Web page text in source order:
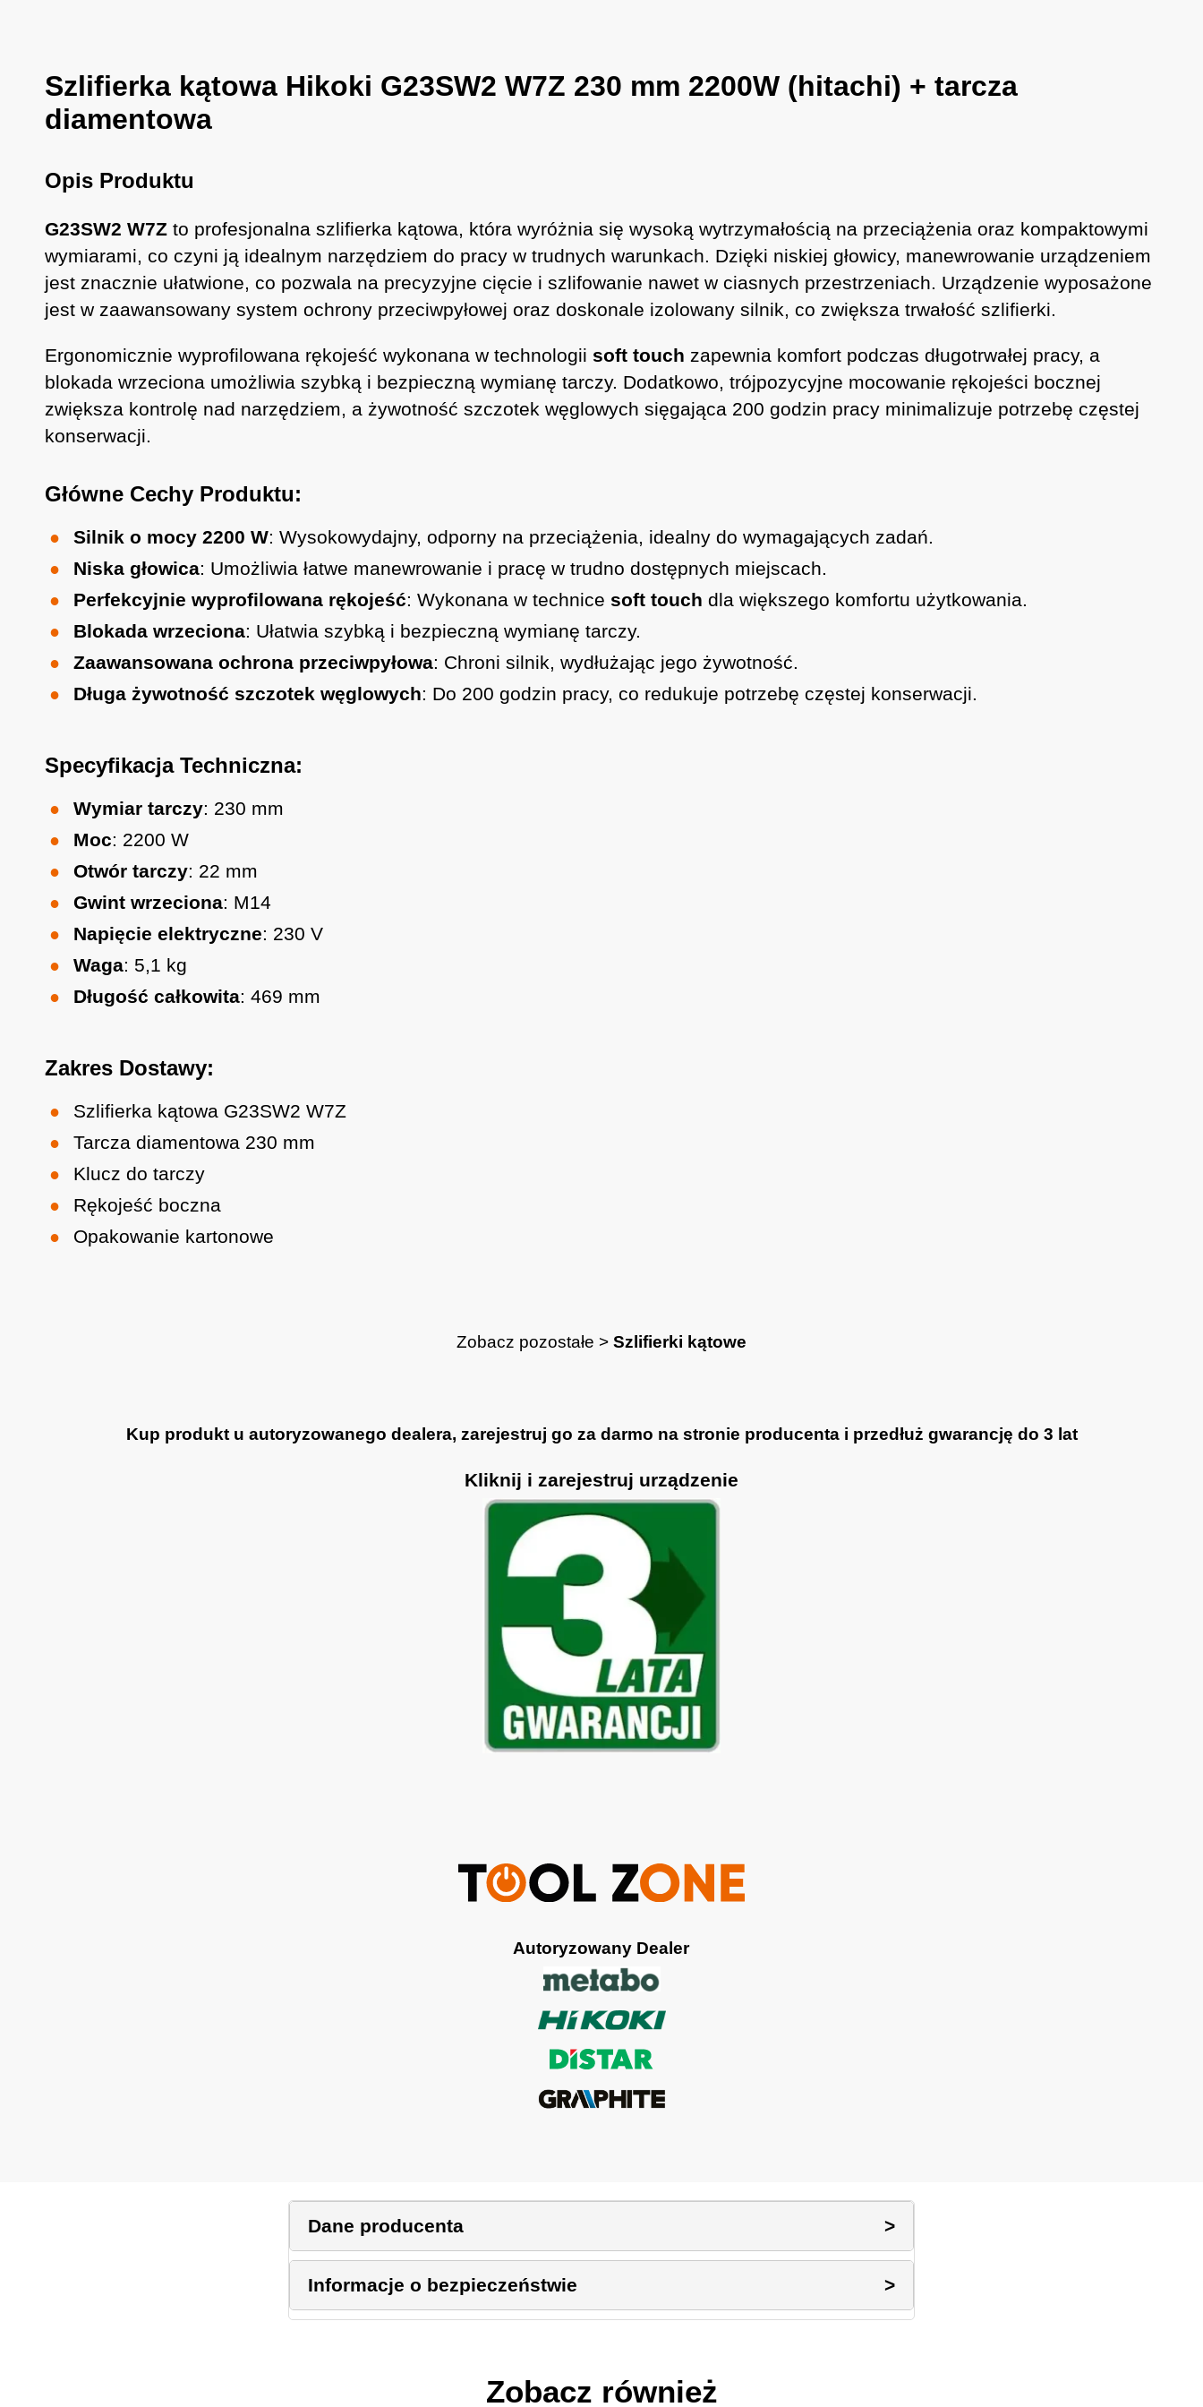
Szlifierka kątowa Hikoki G23SW2 W7Z 230 mm 2200W (hitachi) + tarcza
diamentowa
Opis Produktu
G23SW2 W7Z to profesjonalna szlifierka kątowa, która wyróżnia się wysoką wytrzymałością na przeciążenia oraz kompaktowymi
wymiarami, co czyni ją idealnym narzędziem do pracy w trudnych warunkach. Dzięki niskiej głowicy, manewrowanie urządzeniem
jest znacznie ułatwione, co pozwala na precyzyjne cięcie i szlifowanie nawet w ciasnych przestrzeniach. Urządzenie wyposażone
jest w zaawansowany system ochrony przeciwpyłowej oraz doskonale izolowany silnik, co zwiększa trwałość szlifierki.
Ergonomicznie wyprofilowana rękojeść wykonana w technologii soft touch zapewnia komfort podczas długotrwałej pracy, a
blokada wrzeciona umożliwia szybką i bezpieczną wymianę tarczy. Dodatkowo, trójpozycyjne mocowanie rękojeści bocznej
zwiększa kontrolę nad narzędziem, a żywotność szczotek węglowych sięgająca 200 godzin pracy minimalizuje potrzebę częstej
konserwacji.
Główne Cechy Produktu:
Silnik o mocy 2200 W: Wysokowydajny, odporny na przeciążenia, idealny do wymagających zadań.
Niska głowica: Umożliwia łatwe manewrowanie i pracę w trudno dostępnych miejscach.
Perfekcyjnie wyprofilowana rękojeść: Wykonana w technice soft touch dla większego komfortu użytkowania.
Blokada wrzeciona: Ułatwia szybką i bezpieczną wymianę tarczy.
Zaawansowana ochrona przeciwpyłowa: Chroni silnik, wydłużając jego żywotność.
Długa żywotność szczotek węglowych: Do 200 godzin pracy, co redukuje potrzebę częstej konserwacji.
Specyfikacja Techniczna:
Wymiar tarczy: 230 mm
Moc: 2200 W
Otwór tarczy: 22 mm
Gwint wrzeciona: M14
Napięcie elektryczne: 230 V
Waga: 5,1 kg
Długość całkowita: 469 mm
Zakres Dostawy:
Szlifierka kątowa G23SW2 W7Z
Tarcza diamentowa 230 mm
Klucz do tarczy
Rękojeść boczna
Opakowanie kartonowe
Zobacz pozostałe > Szlifierki kątowe
Kup produkt u autoryzowanego dealera, zarejestruj go za darmo na stronie producenta i przedłuż gwarancję do 3 lat
Kliknij i zarejestruj urządzenie
Autoryzowany Dealer
Dane producenta
Informacje o bezpieczeństwie
Zobacz również